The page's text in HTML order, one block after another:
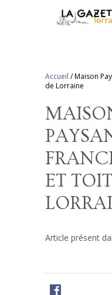
Accueil /Maison
de Lorraine
ET
Article présent